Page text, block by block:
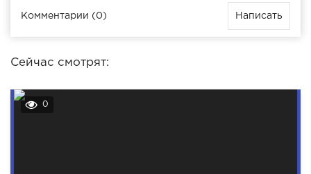
Комментарии (0) Написать
Сейчас смотрят:
0